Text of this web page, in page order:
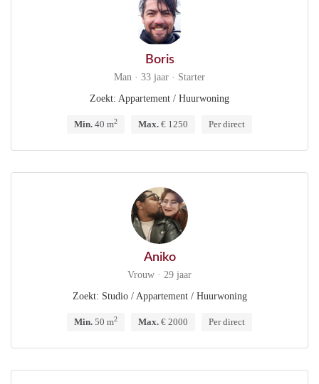
Boris
Man · 33 jaar · Starter
Zoekt: Appartement / Huurwoning
Min. 40 m2 Max. € 1250 Per direct
Aniko
Vrouw · 29 jaar
Zoekt: Studio / Appartement / Huurwoning
Min. 50 m2 Max. € 2000 Per direct